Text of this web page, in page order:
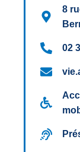
8
02